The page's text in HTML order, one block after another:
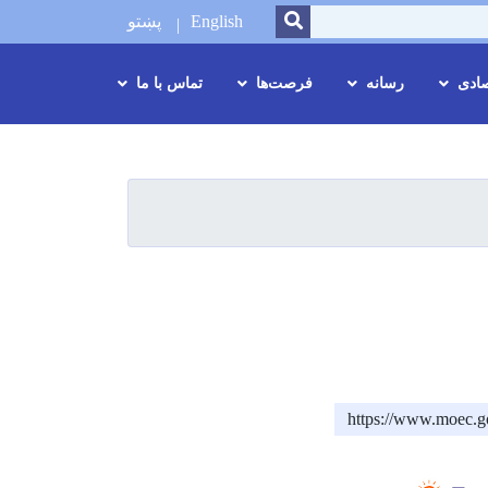
SEARCH
English پښتو
رسانه فرصت‌ها تماس با ما
https://